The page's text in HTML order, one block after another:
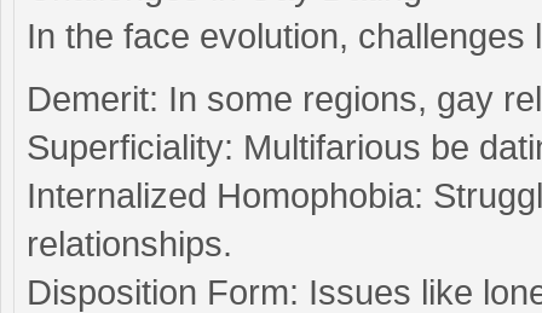
In the face evolution, challenges
Demerit: In some regions, gay
Superficiality: Multifarious be
Internalized Homophobia:
relationships.
Disposition Form: Issues like